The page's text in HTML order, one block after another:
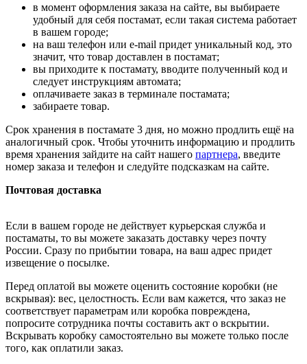
в момент оформления заказа на сайте, вы выбираете
удобный для себя постамат, если такая система работает
в вашем городе;
на ваш телефон или e-mail придет уникальный код, это
значит, что товар доставлен в постамат;
вы приходите к постамату, вводите полученный код и
следует инструкциям автомата;
оплачиваете заказ в терминале постамата;
забираете товар.
Срок хранения в постамате 3 дня, но можно продлить ещё на
аналогичный срок. Чтобы уточнить информацию и продлить
время хранения зайдите на сайт нашего партнера, введите
номер заказа и телефон и следуйте подсказкам на сайте.
Почтовая доставка
Если в вашем городе не действует курьерская служба и
постаматы, то вы можете заказать доставку через почту
России. Сразу по прибытии товара, на ваш адрес придет
извещение о посылке.
Перед оплатой вы можете оценить состояние коробки (не
вскрывая): вес, целостность. Если вам кажется, что заказ не
соответствует параметрам или коробка повреждена,
попросите сотрудника почты составить акт о вскрытии.
Вскрывать коробку самостоятельно вы можете только после
того, как оплатили заказ.